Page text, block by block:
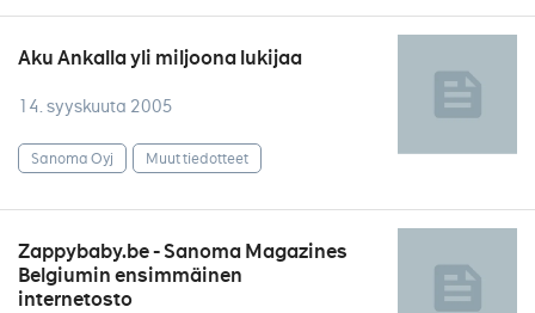
Aku Ankalla yli miljoona lukijaa
14. syyskuuta 2005
Sanoma Oyj Muut tiedotteet
Zappybaby.be - Sanoma Magazines
Belgiumin ensimmäinen
internetosto